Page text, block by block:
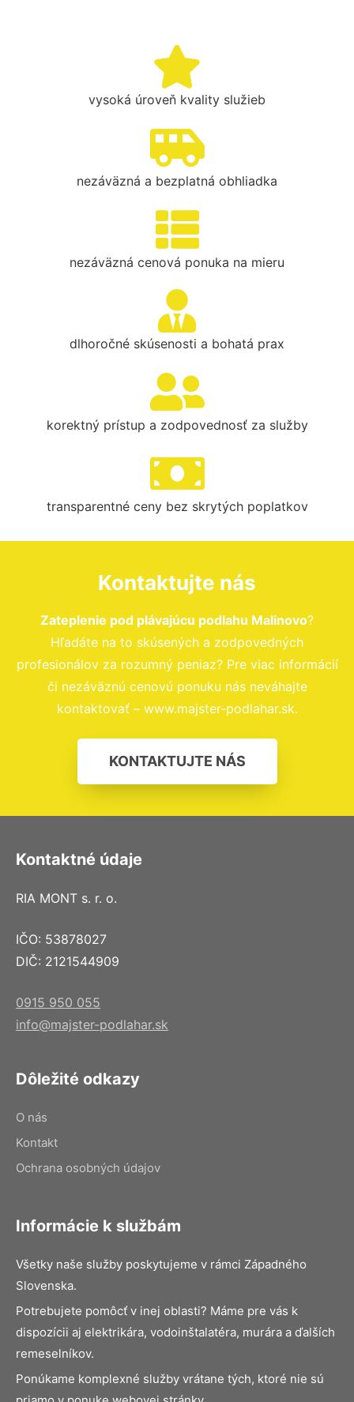
vysoká úroveň kvality služieb
nezáväzná a bezplatná obhliadka
nezáväzná cenová ponuka na mieru
dlhoročné skúsenosti a bohatá prax
korektný prístup a zodpovednosť za služby
transparentné ceny bez skrytých poplatkov
Kontaktujte nás
Zateplenie pod plávajúcu podlahu Malinovo?
Hľadáte na to skúsených a zodpovedných
profesionálov za rozumný peniaz? Pre viac informácií
či nezáväznú cenovú ponuku nás neváhajte
kontaktovať – www.majster-podlahar.sk.
KONTAKTUJTE NÁS
Kontaktné údaje
RIA MONT s. r. o.
IČO: 53878027
DIČ: 2121544909
0915 950 055
info@majster-podlahar.sk
Dôležité odkazy
O nás
Kontakt
Ochrana osobných údajov
Informácie k službám
Všetky naše služby poskytujeme v rámci Západného
Slovenska.
Potrebujete pomôcť v inej oblasti? Máme pre vás k
dispozícii aj elektrikára, vodoinštalatéra, murára a ďalších
remeselníkov.
Ponúkame komplexné služby vrátane tých, ktoré nie sú